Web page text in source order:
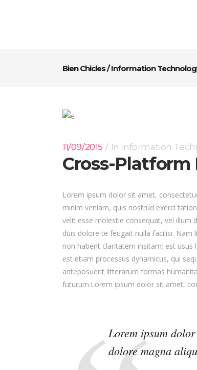
Bien Chicles/Information
11/09/2015 In Information
Cross-
Lorem ipsum dolor sit amet,
minim veniam, quis nostrud exerci
velit esse molestie consequat, vel illum
duis dolore te feugait nulla facilisi.
non habent claritatem insitam; est
est etiam processus dynamicus, qui
anteposuerit litterarum formas
futurum.Lorem ipsum dolor sit amet,
Lorem ipsum
dolore magna